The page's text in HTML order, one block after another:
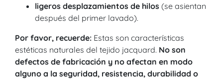
ligeros desplazamientos de hilos (se asientan
después del primer lavado).
Por favor, recuerde: Estas son características
estéticas naturales del tejido jacquard. No son
defectos de fabricación y no afectan en modo
alguno a la seguridad, resistencia, durabilidad o